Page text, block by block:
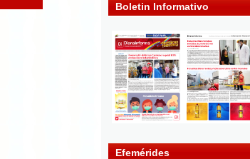
Boletin Informativo
Efemérides